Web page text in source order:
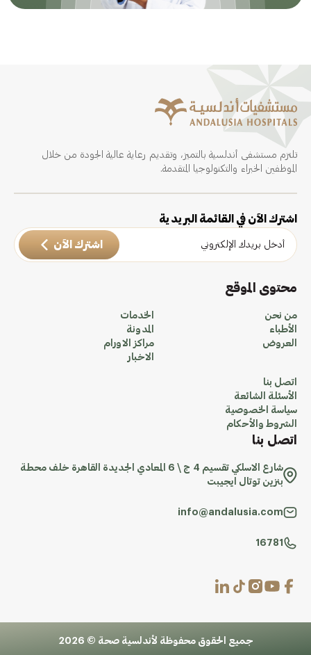
تلتزم مستشفى أندلسية بالتميز، وتقديم رعاية عالية الجودة من خلال
الموظفين الخبراء والتكنولوجيا المتقدمة.
اشترك الآن في القائمة البريدية
اشترك الآن
محتوى الموقع
من نحن
الأطباء
العروض
الخدمات
المدونة
مراكز الاورام
الاخبار
اتصل بنا
الأسئلة الشائعة
سياسة الخصوصية
الشروط والأحكام
اتصل بنا
شارع الاسلكي تقسيم 4 ج \ 6 المعادي الجديدة القاهرة خلف محطة
بنزين توتال ايجيبت
info@andalusia.com
16781
جميع الحقوق محفوظة لأندلسية صحة © 2026